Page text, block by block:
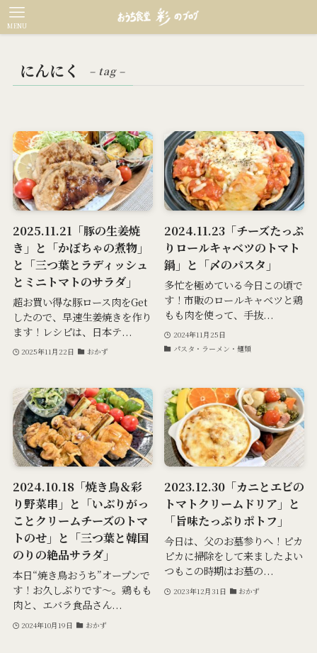
MENU
にんにく – tag –
2025.11.21「豚の生姜焼
き」と「かぼちゃの煮物」
と「三つ葉とラディッシュ
とミニトマトのサラダ」
超お買い得な豚ロース肉をGet
したので、早速生姜焼きを作り
ます！レシピは、日本テ...
2025年11月22日 おかず
2024.11.23「チーズたっぷ
りロールキャベツのトマト
鍋」と「〆のパスタ」
多忙を極めている今日この頃で
す！市販のロールキャベツと鶏
もも肉を使って、手抜...
2024年11月25日
パスタ・ラーメン・麺類
2024.10.18「焼き鳥＆彩
り野菜串」と「いぶりがっ
ことクリームチーズのトマ
トのせ」と「三つ葉と韓国
のりの絶品サラダ」
本日“焼き鳥おうち”オープンで
す！お久しぶりです～。鶏もも
肉と、エバラ食品さん...
2024年10月19日 おかず
2023.12.30「カニとエビの
トマトクリームドリア」と
「旨味たっぷりポトフ」
今日は、父のお墓参りへ！ピカ
ピカに掃除をして来ましたよい
つもこの時期はお墓の...
2023年12月31日 おかず